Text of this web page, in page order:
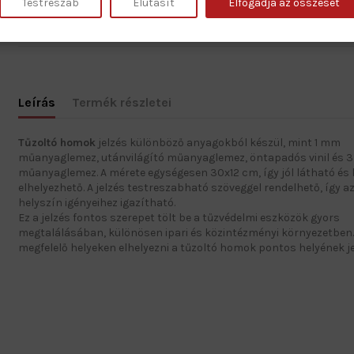
Leírás Termék részletei
Tűzoltó homok jelzés különböző anyagokból készül, mint 1 mm
műanyaglemez, utánvilágító műanyaglemez, öntapadós vinil és
műanyaglemez. A mérete egységesen 30x12 cm, így jól látható és
elhelyezhető. A jelzés testreszabható szöveggel rendelhető, így
helyszín igényeihez igazítható.
Ez a jelzés fontos szerepet tölt be a tűzvédelmi eszközök gyors
megtalálásában, különösen ipari és közintézményi
megfelelő helyeken elhelyezni a tűzoltó homok pontos helyének